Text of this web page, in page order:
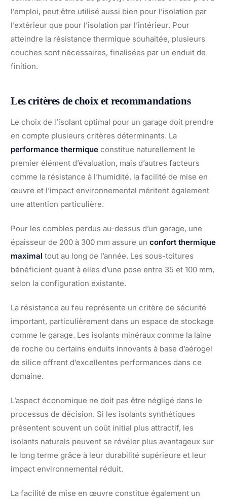
l’emploi, peut être utilisé aussi bien pour l’isolation par
l’extérieur que pour l’isolation par l’intérieur. Pour
atteindre la résistance thermique souhaitée, plusieurs
couches sont nécessaires, finalisées par un enduit de
finition.
Les critères de choix et recommandations
Le choix de l’isolant optimal pour un garage doit prendre
en compte plusieurs critères déterminants. La
performance thermique constitue naturellement le
premier élément d’évaluation, mais d’autres facteurs
comme la résistance à l’humidité, la facilité de mise en
œuvre et l’impact environnemental méritent également
une attention particulière.
Pour les combles perdus au-dessus d’un garage, une
épaisseur de 200 à 300 mm assure un confort thermique
maximal tout au long de l’année. Les sous-toitures
bénéficient quant à elles d’une pose entre 35 et 100 mm,
selon la configuration existante.
La résistance au feu représente un critère de sécurité
important, particulièrement dans un espace de stockage
comme le garage. Les isolants minéraux comme la laine
de roche ou certains enduits innovants à base d’aérogel
de silice offrent d’excellentes performances dans ce
domaine.
L’aspect économique ne doit pas être négligé dans le
processus de décision. Si les isolants synthétiques
présentent souvent un coût initial plus attractif, les
isolants naturels peuvent se révéler plus avantageux sur
le long terme grâce à leur durabilité supérieure et leur
impact environnemental réduit.
La facilité de mise en œuvre constitue également un